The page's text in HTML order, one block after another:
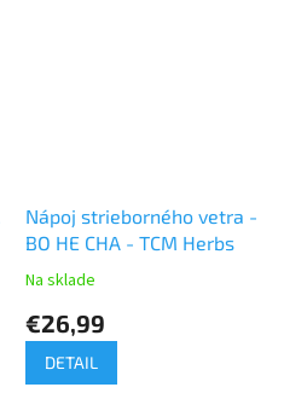
Nápoj strieborného vetra -
BO HE CHA - TCM Herbs
Na sklade
€26,99
DETAIL